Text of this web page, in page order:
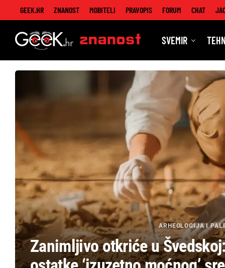
GEEK.HR ZNANOST MOBITELI PRAVOPIS FORUM CHAT
Znanost
SVEMIR
ARHEOLOGIJA I
Zanimljivo otkriće u